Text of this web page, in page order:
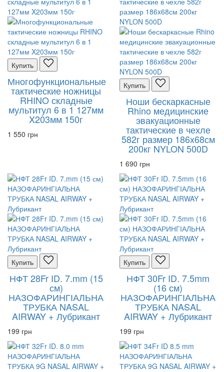
Купить
Многофункциональные
тактические ножницы
RHINO складные
мультитул 6 в 1 127мм
X203мм 150г
1 550 грн
Купить
Ноши бескаркасные
Rhino медицинские
эвакуационные
тактические в чехле
582г размер 186x68см
200кг NYLON 500D
1 690 грн
Купить
НФТ 28Fr ID. 7.mm (15
см)
НАЗОФАРИНГІАЛЬНА
ТРУБКА NASAL
AIRWAY + Лубрикант
199 грн
Купить
НФТ 30Fr ID. 7.5mm
(16 см)
НАЗОФАРИНГІАЛЬНА
ТРУБКА NASAL
AIRWAY + Лубрикант
199 грн